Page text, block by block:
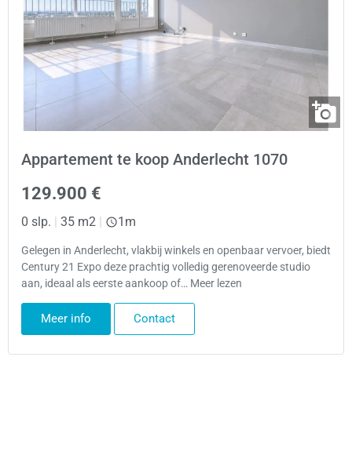
Appartement te koop Anderlecht 1070
129.900 €
0 slp. | 35 m2 | 1m
Gelegen in Anderlecht, vlakbij winkels en openbaar vervoer, biedt
Century 21 Expo deze prachtig volledig gerenoveerde studio
aan, ideaal als eerste aankoop of… Meer lezen
Meer info Contact